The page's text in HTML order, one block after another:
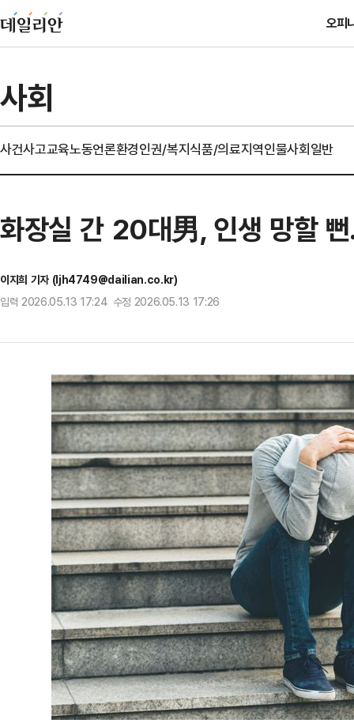
오피
사회
사건사고교육노동언론환경인권/복지식품/의료지역인물사회일반
화장실 간 20대男, 인생 망할
이지희 기자 (ljh4749@dailian.co.kr)
입력 2026.05.13 17:24 수정 2026.05.13 17:26